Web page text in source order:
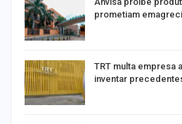
prometiam
TRT multa empresa
inventar